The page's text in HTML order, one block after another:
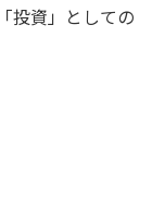
投資」としての